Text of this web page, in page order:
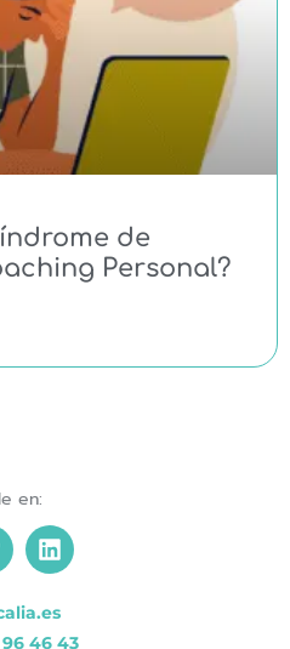
de
Personal?
en:
46 43